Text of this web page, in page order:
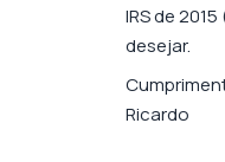
IRS de
desejar.
Ricardo